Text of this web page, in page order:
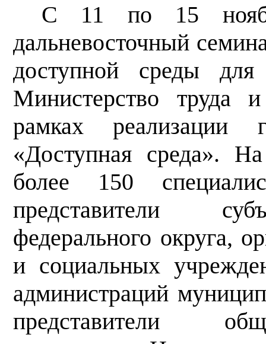
С 11 по 15
дальневосточный
доступной среды для
Министерство
рамках реализации
«Доступная среда».
более 150
представители
федерального округа,
и социальных
администраций
представители